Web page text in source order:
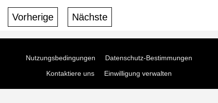
Vorherige Nächste
Nutzungsbedingungen
Datenschutz-Bestimmungen
Kontaktiere uns
Einwilligung verwalten